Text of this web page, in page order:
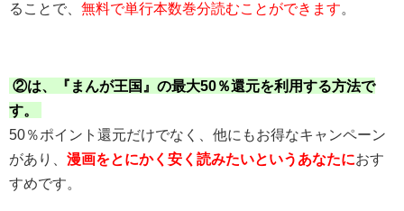
ることで、 無料で単行本数巻分読むことができます
②は、『まんが王国』の最大50％還元を利用する方法で
す。
50％ポイント還元だけでなく、他にもお得なキャンペーン
があり、 漫画をとにかく安く読みたいというあなたにおす
すめです。